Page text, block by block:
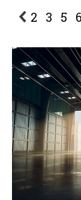
2 3 5 6